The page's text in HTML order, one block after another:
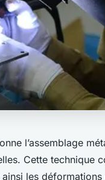
l’assemblage
Cette technique
les